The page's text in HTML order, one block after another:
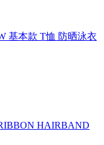
基本款 T恤 防晒泳衣
HAIRBAND